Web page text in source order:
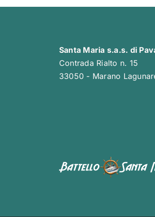
Santa Maria s.a.s. di
Contrada Rialto n. 15
33050 - Marano